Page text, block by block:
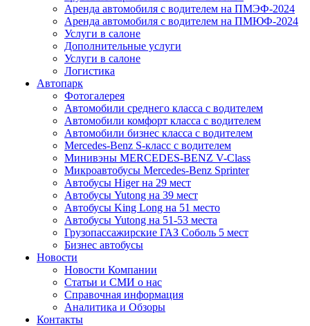
Аренда автомобиля с водителем на ПМЭФ-2024
Аренда автомобиля с водителем на ПМЮФ-2024
Услуги в салоне
Дополнительные услуги
Услуги в салоне
Логистика
Автопарк
Фотогалерея
Автомобили среднего класса с водителем
Автомобили комфорт класса с водителем
Автомобили бизнес класса с водителем
Mercedes-Benz S-класс с водителем
Минивэны MERCEDES-BENZ V-Class
Микроавтобусы Mercedes-Benz Sprinter
Автобусы Higer на 29 мест
Автобусы Yutong на 39 мест
Автобусы King Long на 51 место
Автобусы Yutong на 51-53 места
Грузопассажирские ГАЗ Соболь 5 мест
Бизнес автобусы
Новости
Новости Компании
Статьи и СМИ о нас
Справочная информация
Аналитика и Обзоры
Контакты